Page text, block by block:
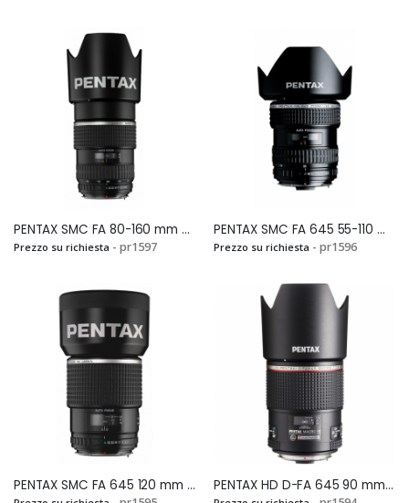
PENTAX SMC FA 80-160 mm F.4,5Si
Prezzo su richiesta - pr1597
PENTAX SMC FA 645 55-110 mm F.5,6 Si
Prezzo su richiesta - pr1596
PENTAX SMC FA 645 120 mm F.4,0 MacroSi PENTAX HD D-FA 645 90 mm F.2,8 ED AW SR Si